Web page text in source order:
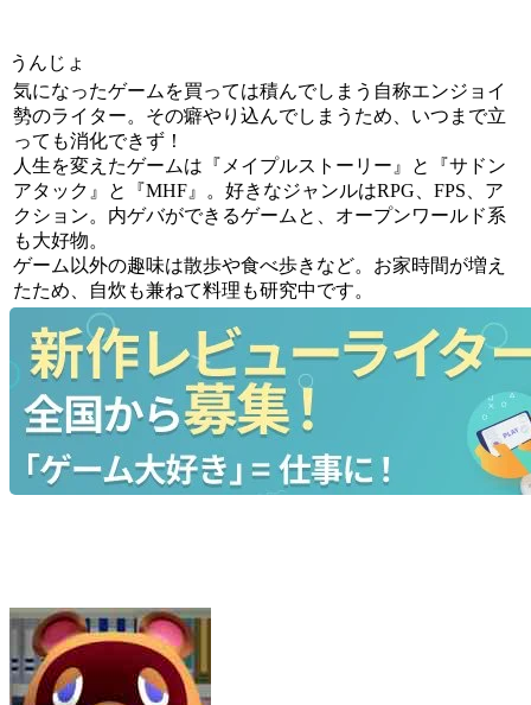
うんじょ
気になったゲームを買っては積んでしまう自称エンジョイ
勢のライター。その癖やり込んでしまうため、いつまで立
っても消化できず！
人生を変えたゲームは『メイプルストーリー』と『サドン
アタック』と『MHF』。好きなジャンルはRPG、FPS、ア
クション。内ゲバができるゲームと、オープンワールド系
も大好物。
ゲーム以外の趣味は散歩や食べ歩きなど。お家時間が増え
たため、自炊も兼ねて料理も研究中です。